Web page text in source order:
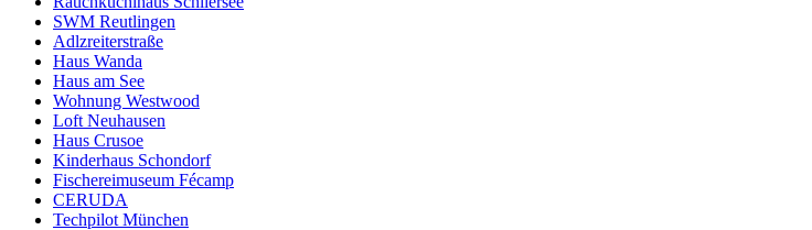
SWM Reutlingen
Adlzreiterstraße
Haus Wanda
Haus am See
Wohnung Westwood
Loft Neuhausen
Haus Crusoe
Kinderhaus Schondorf
Fischereimuseum Fécamp
CERUDA
Techpilot München